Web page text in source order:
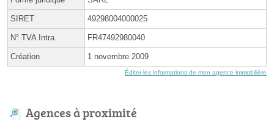
SIRET 49298004000025
N° TVA Intra. FR47492980040
Création 1 novembre 2009
Éditer les informations de mon agence immobilière
Agences à proximité